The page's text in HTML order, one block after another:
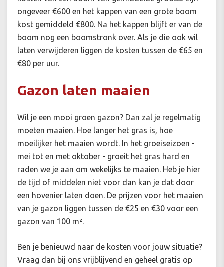
ongeveer €600 en het kappen van een grote boom
kost gemiddeld €800. Na het kappen blijft er van de
boom nog een boomstronk over. Als je die ook wil
laten verwijderen liggen de kosten tussen de €65 en
€80 per uur.
Gazon laten maaien
Wil je een mooi groen gazon? Dan zal je regelmatig
moeten maaien. Hoe langer het gras is, hoe
moeilijker het maaien wordt. In het groeiseizoen -
mei tot en met oktober - groeit het gras hard en
raden we je aan om wekelijks te maaien. Heb je hier
de tijd of middelen niet voor dan kan je dat door
een hovenier laten doen. De prijzen voor het maaien
van je gazon liggen tussen de €25 en €30 voor een
gazon van 100 m².
Ben je benieuwd naar de kosten voor jouw situatie?
Vraag dan bij ons vrijblijvend en geheel gratis op